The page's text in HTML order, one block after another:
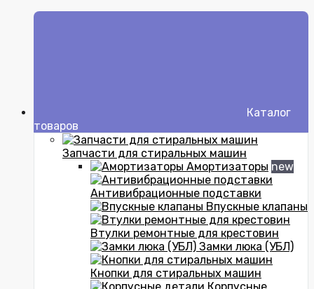
Каталог
товаров
Запчасти для стиральных машин
Амортизаторы new
Антивибрационные подставки
Впускные клапаны
Втулки ремонтные для крестовин
Замки люка (УБЛ)
Кнопки для стиральных машин